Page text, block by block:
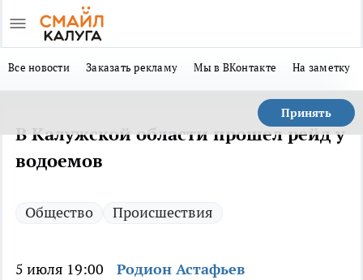
Все новости Заказать рекламу Мы в ВКонтакте На заметку
Принять
В Калужской области прошел рейд у
водоемов
Общество Происшествия
5 июля 19:00 Родион Астафьев